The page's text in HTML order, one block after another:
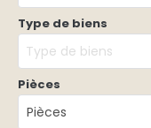
Type de biens
Type de biens
Pièces